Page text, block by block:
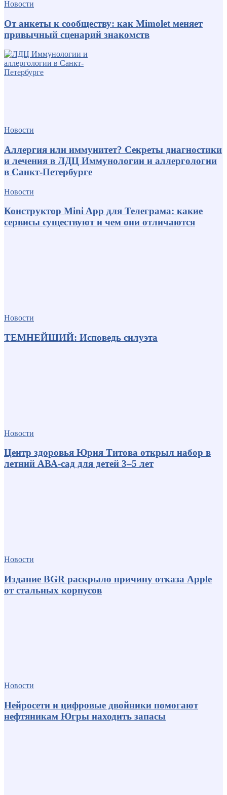
Новости
От анкеты к сообществу: как Mimolet меняет
привычный сценарий знакомств
Новости
Аллергия или иммунитет? Секреты диагностики
и лечения в ЛДЦ Иммунологии и аллергологии
в Санкт-Петербурге
Новости
Конструктор Mini App для Телеграма: какие
сервисы существуют и чем они отличаются
Новости
ТЕМНЕЙШИЙ: Исповедь силуэта
Новости
Центр здоровья Юрия Титова открыл набор в
летний АВА-сад для детей 3–5 лет
Новости
Издание BGR раскрыло причину отказа Apple
от стальных корпусов
Новости
Нейросети и цифровые двойники помогают
нефтяникам Югры находить запасы